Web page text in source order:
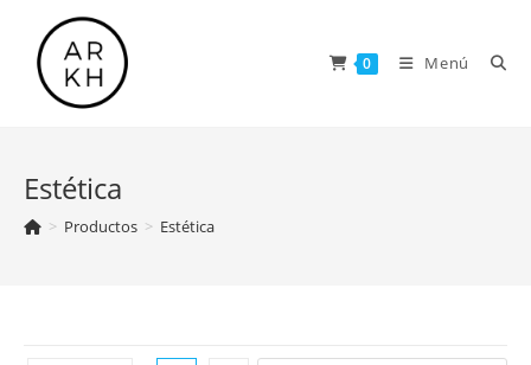
contenido
0 Menú
Estética
> Productos > Estética